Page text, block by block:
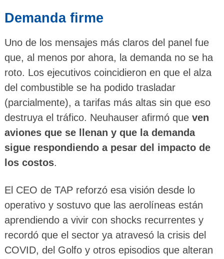
Demanda firme
Uno de los mensajes más claros del panel fue
que, al menos por ahora, la demanda no se ha
roto. Los ejecutivos coincidieron en que el alza
del combustible se ha podido trasladar
(parcialmente), a tarifas más altas sin que eso
destruya el tráfico. Neuhauser afirmó que ven
aviones que se llenan y que la demanda
sigue respondiendo a pesar del impacto de
los costos.
El CEO de TAP reforzó esa visión desde lo
operativo y sostuvo que las aerolíneas están
aprendiendo a vivir con shocks recurrentes y
recordó que el sector ya atravesó la crisis del
COVID, del Golfo y otros episodios que alteran